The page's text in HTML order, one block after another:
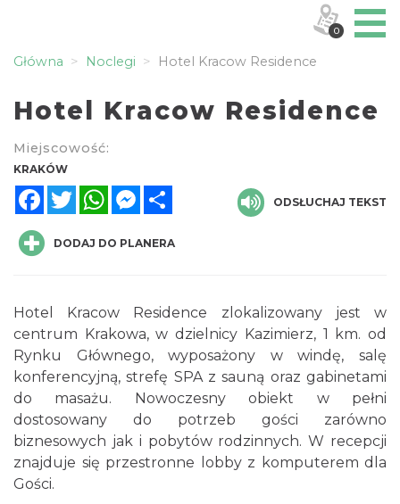
Główna Noclegi Hotel Kracow Residence
Hotel Kracow Residence
Miejscowość:
KRAKÓW
FacebookTwitterWhatsAppMessenger
ODSŁUCHAJ TEKST
DODAJ DO PLANERA
Hotel Kracow Residence zlokalizowany jest w
centrum Krakowa, w dzielnicy Kazimierz, 1 km. od
Rynku Głównego, wyposażony w windę, salę
konferencyjną, strefę SPA z sauną oraz gabinetami
do masażu. Nowoczesny obiekt w pełni
dostosowany do potrzeb gości zarówno
biznesowych jak i pobytów rodzinnych. W recepcji
znajduje się przestronne lobby z komputerem dla
Gości.
0